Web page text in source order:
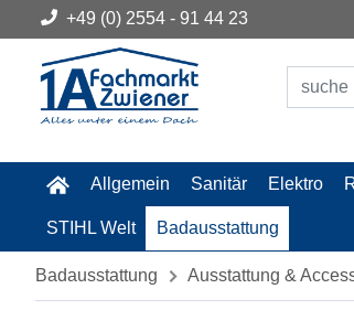
+49 (0) 2554 - 91 44 23
Allgemein Sanitär Elektro
STIHL Welt Badausstattung
Badausstattung Ausstattung &